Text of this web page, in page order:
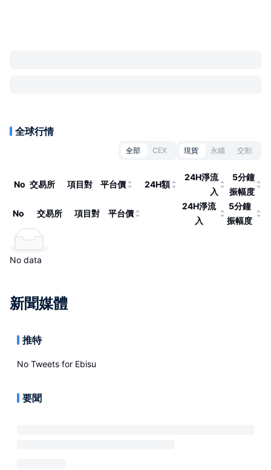
全球行情
全部 CEX 現貨 永續 交割
No 交易所 項目對 平台價 24H額
24H淨流
入
5分鐘
振幅度
No 交易所 項目對 平台價
24H淨流
入
5分鐘
振幅度
No data
新聞媒體
推特
No Tweets for Ebisu
要聞